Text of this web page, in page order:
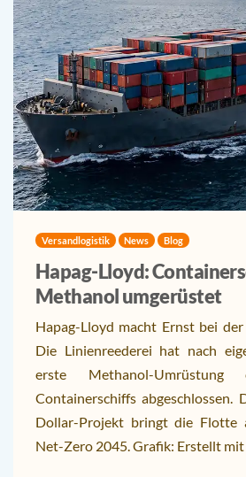
Versandlogistik News Blog
Hapag-Lloyd:
Methanol umgerüstet
Hapag-Lloyd macht Ernst bei
Die Linienreederei hat nach
erste Methanol-Umrüstung
Containerschiffs abgeschlossen.
Dollar-Projekt bringt die Flotte
Net-Zero 2045. Grafik: Erstellt mit